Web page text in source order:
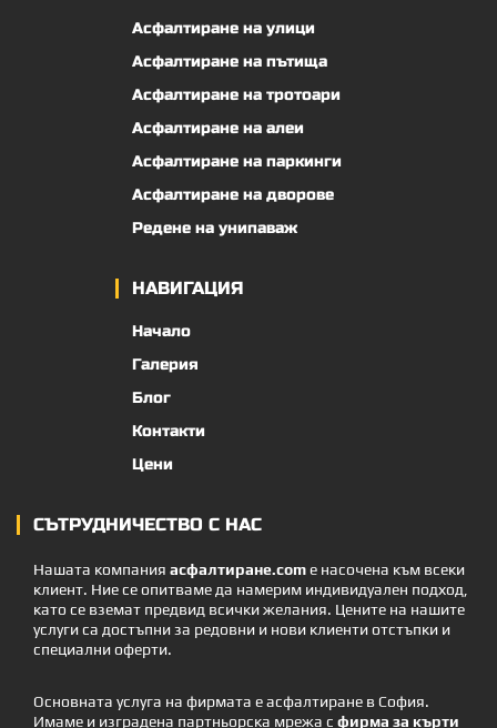
Асфалтиране на улици
Асфалтиране на пътища
Асфалтиране на тротоари
Асфалтиране на алеи
Асфалтиране на паркинги
Асфалтиране на дворове
Редене на унипаваж
НАВИГАЦИЯ
Начало
Галерия
Блог
Контакти
Цени
СЪТРУДНИЧЕСТВО С НАС
Нашата компания асфалтиране.comе насочена към всеки
клиент. Ние се опитваме да намерим индивидуален подход,
като се вземат предвид всички желания. Цените на нашите
услуги са достъпни за редовни и нови клиенти отстъпки и
специални оферти.
Основната услуга на фирмата е асфалтиране в София.
Имаме и изградена партньорска мрежа с фирма за кърти